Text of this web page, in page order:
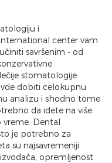
i
center vam
savršenim - od
stomatologije.
dobiti celokupnu
analizu i shodno tome
da idete na više
Dental
je potrebno za
su najsavremeniji
opremljenost